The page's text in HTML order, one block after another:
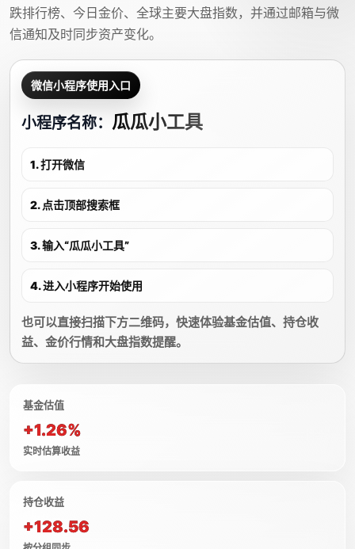
跌排行榜、今日金价、全球主要大盘指数，并通过邮箱与微
信通知及时同步资产变化。
微信小程序使用入口
小程序名称： 瓜瓜小工具
1. 打开微信
2. 点击顶部搜索框
3. 输入“瓜瓜小工具”
4. 进入小程序开始使用
也可以直接扫描下方二维码，快速体验基金估值、持仓收
益、金价行情和大盘指数提醒。
基金估值
+1.26%
实时估算收益
持仓收益
+128.56